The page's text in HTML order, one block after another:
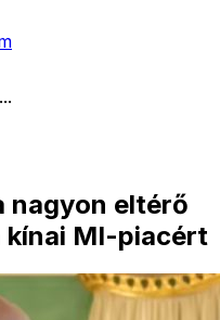
...
nagyon eltérő
kínai MI-piacért